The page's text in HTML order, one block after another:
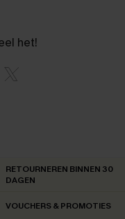
het!
RETOURNEREN BINNEN 30
DAGEN
VOUCHERS & PROMOTIES